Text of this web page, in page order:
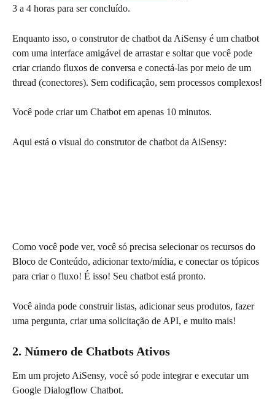
3 a 4 horas para ser concluído.
Enquanto isso, o construtor de chatbot da AiSensy é um chatbot
com uma interface amigável de arrastar e soltar que você pode
criar criando fluxos de conversa e conectá-las por meio de um
thread (conectores). Sem codificação, sem processos complexos!
Você pode criar um Chatbot em apenas 10 minutos.
Aqui está o visual do construtor de chatbot da AiSensy:
Como você pode ver, você só precisa selecionar os recursos do
Bloco de Conteúdo, adicionar texto/mídia, e conectar os tópicos
para criar o fluxo! É isso! Seu chatbot está pronto.
Você ainda pode construir listas, adicionar seus produtos, fazer
uma pergunta, criar uma solicitação de API, e muito mais!
2. Número de Chatbots Ativos
Em um projeto AiSensy, você só pode integrar e executar um
Google Dialogflow Chatbot.